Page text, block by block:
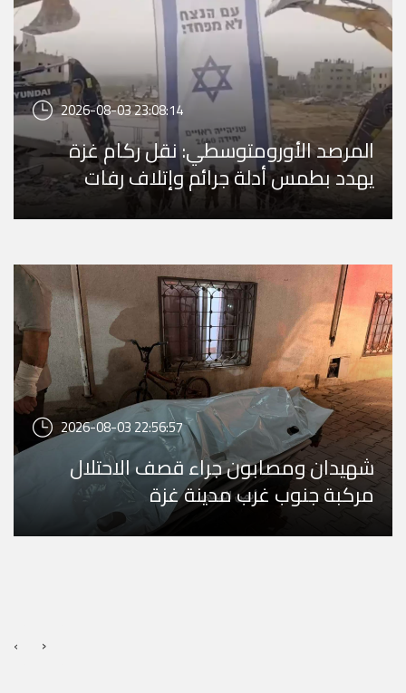
2026-08-03 23:08:14
المرصد الأورومتوسطي: نقل ركام غزة
يهدد بطمس أدلة جرائم وإتلاف رفات
المفقودين
2026-08-03 22:56:57
شهيدان ومصابون جراء قصف الاحتلال
مركبة جنوب غرب مدينة غزة
‹ ›